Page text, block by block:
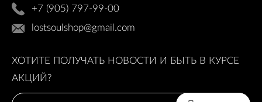
+7 (905) 797-99-00
lostsoulshop@gmail.com
ХОТИТЕ ПОЛУЧАТЬ НОВОСТИ И БЫТЬ В КУРСЕ
АКЦИЙ?